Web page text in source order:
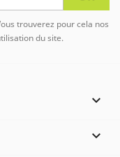
trouverez pour cela nos
du site.

